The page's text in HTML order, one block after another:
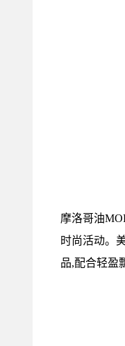
摩洛哥油
时尚活动。
品,配合轻盈